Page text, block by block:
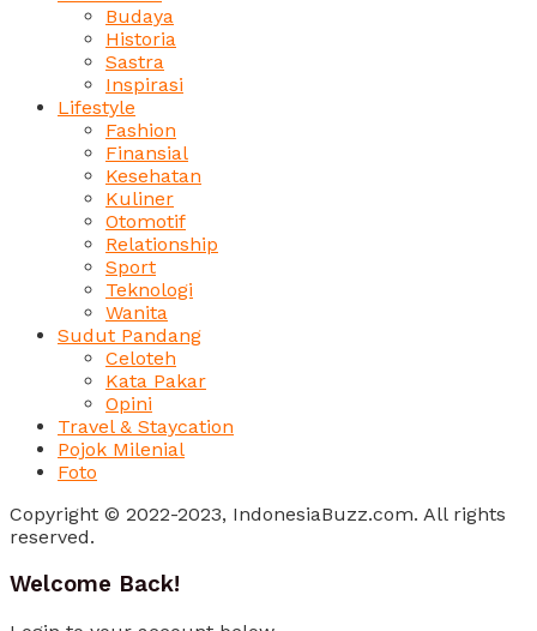
Budaya
Historia
Sastra
Inspirasi
Lifestyle
Fashion
Finansial
Kesehatan
Kuliner
Otomotif
Relationship
Sport
Teknologi
Wanita
Sudut Pandang
Celoteh
Kata Pakar
Opini
Travel & Staycation
Pojok Milenial
Foto
Copyright © 2022-2023, IndonesiaBuzz.com. All rights
reserved.
Welcome Back!